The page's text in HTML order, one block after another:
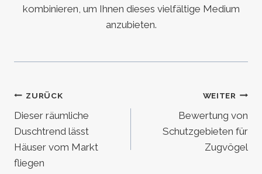
kombinieren, um Ihnen dieses vielfältige Medium
anzubieten.
Beitragsnavigation
ZURÜCK
Dieser räumliche
Duschtrend lässt
Häuser vom Markt
fliegen
WEITER
Bewertung von
Schutzgebieten für
Zugvögel